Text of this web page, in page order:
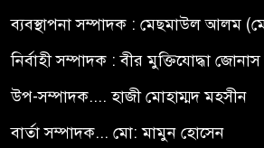
ব্যবস্থাপনা সম্পাদক : মেছমাউল আলম
নির্বাহী সম্পাদক : বীর মুক্তিযোদ্ধা জোনাস
উপ-সম্পাদক.... হাজী মোহাম্মদ মহসীন
বার্তা সম্পাদক... মো: মামুন হোসেন